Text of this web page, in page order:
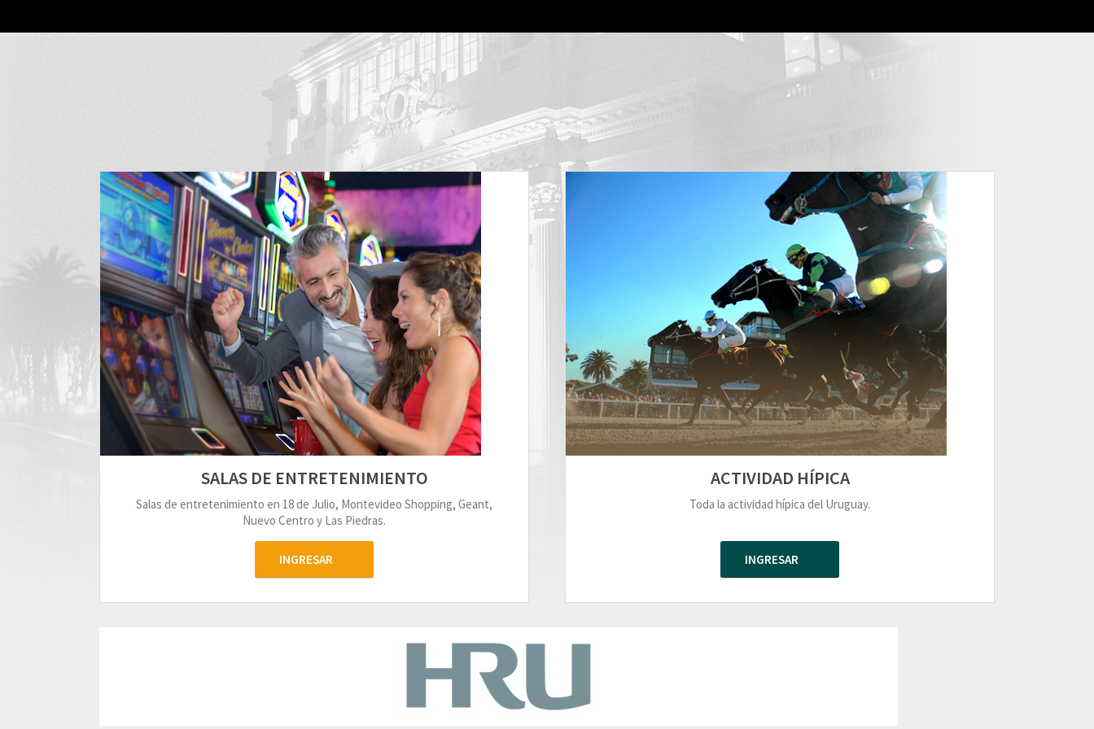
SALAS DE ENTRETENIMIENTO
Salas de entretenimiento en 18 de Julio, Montevideo Shopping, Geant,
Nuevo Centro y Las Piedras.
INGRESAR
ACTIVIDAD HÍPICA
Toda la actividad hípica del Uruguay.
INGRESAR